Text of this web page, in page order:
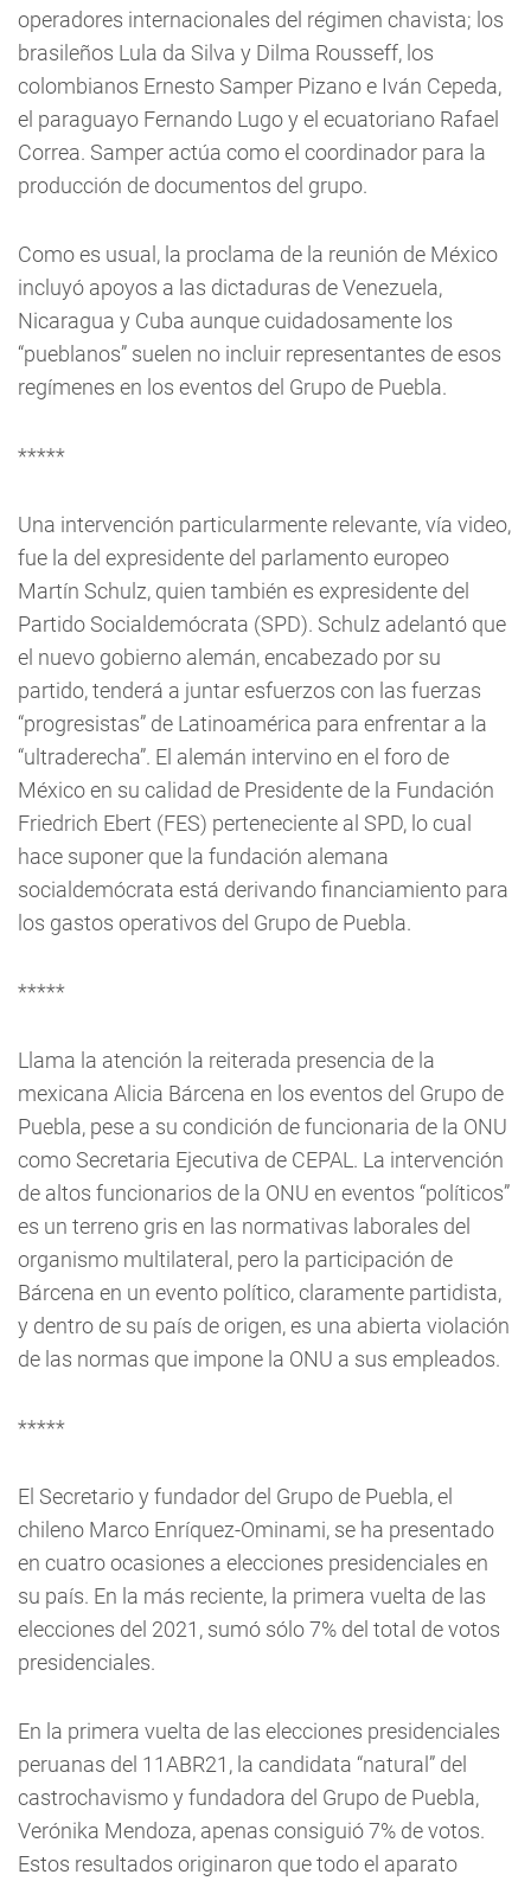
operadores internacionales del régimen chavista; los
brasileños Lula da Silva y Dilma Rousseff, los
colombianos Ernesto Samper Pizano e Iván Cepeda,
el paraguayo Fernando Lugo y el ecuatoriano Rafael
Correa. Samper actúa como el coordinador para la
producción de documentos del grupo.
Como es usual, la proclama de la reunión de México
incluyó apoyos a las dictaduras de Venezuela,
Nicaragua y Cuba aunque cuidadosamente los
“pueblanos” suelen no incluir representantes de esos
regímenes en los eventos del Grupo de Puebla.
*****
Una intervención particularmente relevante, vía video,
fue la del expresidente del parlamento europeo
Martín Schulz, quien también es expresidente del
Partido Socialdemócrata (SPD). Schulz adelantó que
el nuevo gobierno alemán, encabezado por su
partido, tenderá a juntar esfuerzos con las fuerzas
“progresistas” de Latinoamérica para enfrentar a la
“ultraderecha”. El alemán intervino en el foro de
México en su calidad de Presidente de la Fundación
Friedrich Ebert (FES) perteneciente al SPD, lo cual
hace suponer que la fundación alemana
socialdemócrata está derivando financiamiento para
los gastos operativos del Grupo de Puebla.
*****
Llama la atención la reiterada presencia de la
mexicana Alicia Bárcena en los eventos del Grupo de
Puebla, pese a su condición de funcionaria de la ONU
como Secretaria Ejecutiva de CEPAL. La intervención
de altos funcionarios de la ONU en eventos “políticos”
es un terreno gris en las normativas laborales del
organismo multilateral, pero la participación de
Bárcena en un evento político, claramente partidista,
y dentro de su país de origen, es una abierta violación
de las normas que impone la ONU a sus empleados.
*****
El Secretario y fundador del Grupo de Puebla, el
chileno Marco Enríquez-Ominami, se ha presentado
en cuatro ocasiones a elecciones presidenciales en
su país. En la más reciente, la primera vuelta de las
elecciones del 2021, sumó sólo 7% del total de votos
presidenciales.
En la primera vuelta de las elecciones presidenciales
peruanas del 11ABR21, la candidata “natural” del
castrochavismo y fundadora del Grupo de Puebla,
Verónika Mendoza, apenas consiguió 7% de votos.
Estos resultados originaron que todo el aparato